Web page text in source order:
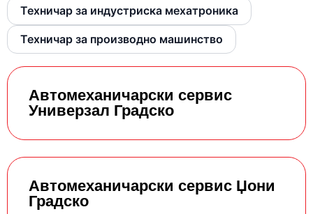
Техничар за индустриска мехатроника
Техничар за производно машинство
Автомеханичарски сервис
Универзал Градско
Автомеханичарски сервис Џони
Градско